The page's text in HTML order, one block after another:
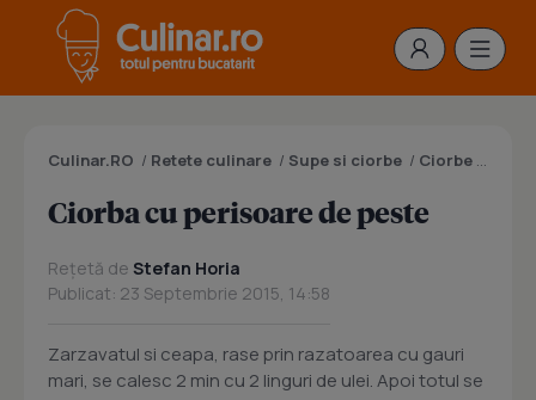
Culinar.RO / Retete culinare / Supe si ciorbe / Ciorbe
Ciorba cu perisoare de peste
Rețetă de Stefan Horia
Publicat: 23 Septembrie 2015, 14:58
Zarzavatul si ceapa, rase prin razatoarea cu gauri
mari, se calesc 2 min cu 2 linguri de ulei. Apoi totul se